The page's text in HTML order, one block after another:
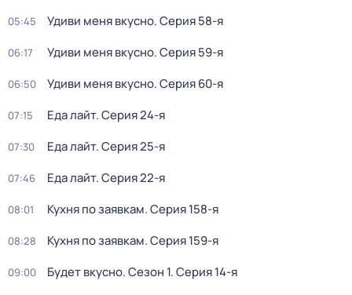
05:45 Удиви меня вкусно. Серия 58-я
06:17 Удиви меня вкусно. Серия 59-я
06:50 Удиви меня вкусно. Серия 60-я
07:15 Еда лайт. Серия 24-я
07:30 Еда лайт. Серия 25-я
07:46 Еда лайт. Серия 22-я
08:01 Кухня по заявкам. Серия 158-я
08:28 Кухня по заявкам. Серия 159-я
09:00 Будет вкусно. Сезон 1. Серия 14-я